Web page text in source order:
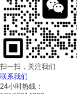
扫一扫，关注我们
联系我们
24小时热线：